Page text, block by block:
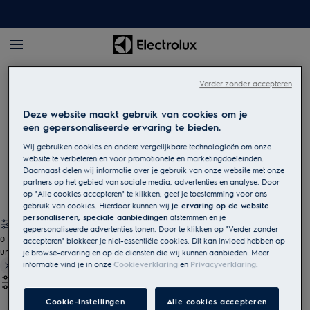
Inbouw koelkasten
Bewaar je ingrediënten in een koelkast die net zo geschikt is
voor jouw behoeften als voor jouw keuken. Ontdek ons
assortiment inbouw koelkasten.
0
undefined
Deze website maakt gebruik van cookies om je
een gepersonaliseerde ervaring te bieden.
Wij gebruiken cookies en andere vergelijkbare technologieën om onze
website te verbeteren en voor promotionele en marketingdoeleinden.
Daarnaast delen wij informatie over je gebruik van onze website met onze
partners op het gebied van sociale media, advertenties en analyse. Door
op "Alle cookies accepteren" te klikken, geef je toestemming voor ons
gebruik van cookies. Hierdoor kunnen wijje ervaring op de website
personaliseren, speciale aanbiedingen afstemmen en je
gepersonaliseerde advertenties tonen. Door te klikken op "Verder zonder
accepteren" blokkeer je niet-essentiële cookies. Dit kan invloed hebben op
je browse-ervaring en op de diensten die wij kunnen aanbieden. Meer
informatie vind je in onzeCookieverklaring en Privacyverklaring.
Cookie-instellingen Alle cookies accepteren
Verder zonder accepteren